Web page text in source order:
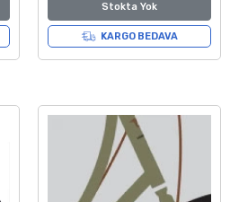
Stokta Yok
KARGO BEDAVA